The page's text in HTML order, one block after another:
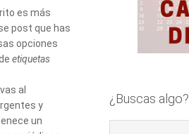
es más
post que has
opciones
etiquetas
al
y
un
¿Buscas algo?